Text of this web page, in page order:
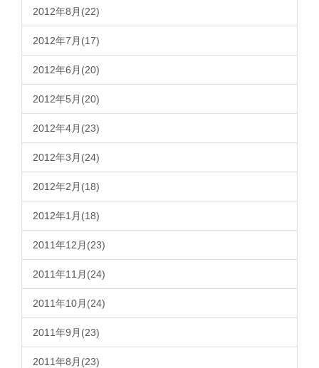
2012年8月(22)
2012年7月(17)
2012年6月(20)
2012年5月(20)
2012年4月(23)
2012年3月(24)
2012年2月(18)
2012年1月(18)
2011年12月(23)
2011年11月(24)
2011年10月(24)
2011年9月(23)
2011年8月(23)